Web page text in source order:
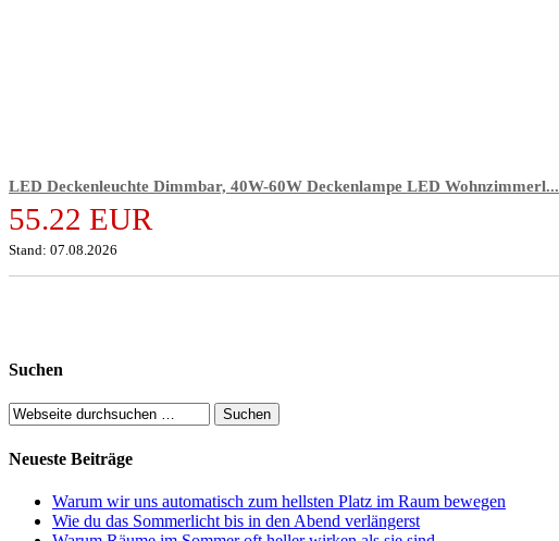
LED Deckenleuchte Dimmbar, 40W-60W Deckenlampe LED Wohnzimmerl...
55.22 EUR
Stand: 07.08.2026
Suchen
Neueste Beiträge
Warum wir uns automatisch zum hellsten Platz im Raum bewegen
Wie du das Sommerlicht bis in den Abend verlängerst